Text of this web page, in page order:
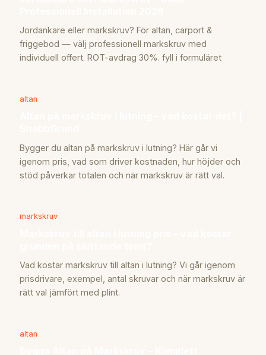
Jordankare eller markskruv? För altan, carport &
friggebod — välj professionell markskruv med
individuell offert. ROT-avdrag 30%. fyll i formuläret
altan
Bygger du altan på markskruv i lutning? Här går vi
igenom pris, vad som driver kostnaden, hur höjder och
stöd påverkar totalen och när markskruv är rätt val.
markskruv
Vad kostar markskruv till altan i lutning? Vi går igenom
prisdrivare, exempel, antal skruvar och när markskruv är
rätt val jämfört med plint.
altan